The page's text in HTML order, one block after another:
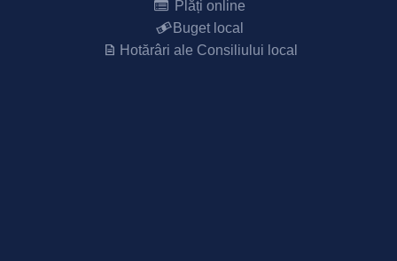
Plăți online
Buget local
Hotărâri ale Consiliului local